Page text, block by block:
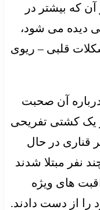
که بیشتر در
دیده می شود،
قلبی – ریوی
آن صحبت
یک کشتی تفریحی
قناری در حال
نفر مبتلا شدند
های ویژه
را از دست دادند.